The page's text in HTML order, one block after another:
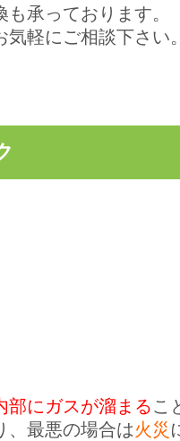
承っております。
軽にご相談下さい。
部にガスが溜まるこ
、最悪の場合は火災